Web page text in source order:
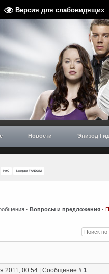
Версия для слабовидящих
Новости Эпизод Гид
НиС Stargate FANDOM
· Вопросы и предложения ·
2011, 00:54 | Сообщение # 1